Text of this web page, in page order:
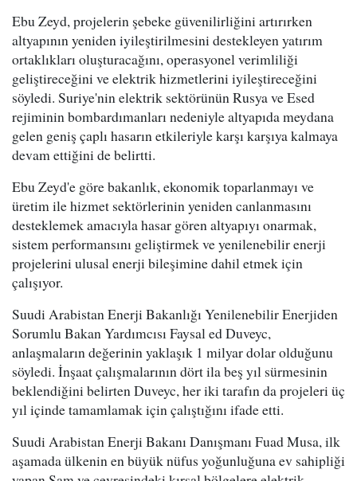
Ebu Zeyd, projelerin şebeke güvenilirliğini artırırken
altyapının yeniden iyileştirilmesini destekleyen yatırım
ortaklıkları oluşturacağını, operasyonel verimliliği
geliştireceğini ve elektrik hizmetlerini iyileştireceğini
söyledi. Suriye'nin elektrik sektörünün Rusya ve Esed
rejiminin bombardımanları nedeniyle altyapıda meydana
gelen geniş çaplı hasarın etkileriyle karşı karşıya kalmaya
devam ettiğini de belirtti.
Ebu Zeyd'e göre bakanlık, ekonomik toparlanmayı ve
üretim ile hizmet sektörlerinin yeniden canlanmasını
desteklemek amacıyla hasar gören altyapıyı onarmak,
sistem performansını geliştirmek ve yenilenebilir enerji
projelerini ulusal enerji bileşimine dahil etmek için
çalışıyor.
Suudi Arabistan Enerji Bakanlığı Yenilenebilir Enerjiden
Sorumlu Bakan Yardımcısı Faysal ed Duveyc,
anlaşmaların değerinin yaklaşık 1 milyar dolar olduğunu
söyledi. İnşaat çalışmalarının dört ila beş yıl sürmesinin
beklendiğini belirten Duveyc, her iki tarafın da projeleri üç
yıl içinde tamamlamak için çalıştığını ifade etti.
Suudi Arabistan Enerji Bakanı Danışmanı Fuad Musa, ilk
aşamada ülkenin en büyük nüfus yoğunluğuna ev sahipliği